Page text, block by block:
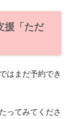
援「ただ
はまだ予約でき
ってみてくださ